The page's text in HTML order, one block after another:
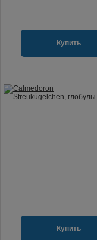
Купить
Купить